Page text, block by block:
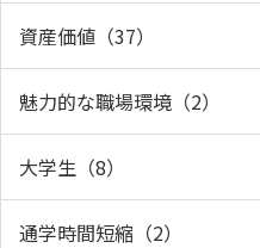
資産価値（37）
魅力的な職場環境（2）
大学生（8）
通学時間短縮（2）